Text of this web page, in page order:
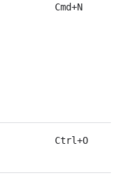
Cmd+N
Ctrl+O